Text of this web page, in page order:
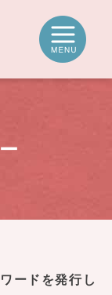
ードを発行し